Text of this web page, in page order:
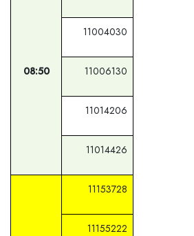
08:50
11004030
11006130
11014206
11014426
11153728
11155222